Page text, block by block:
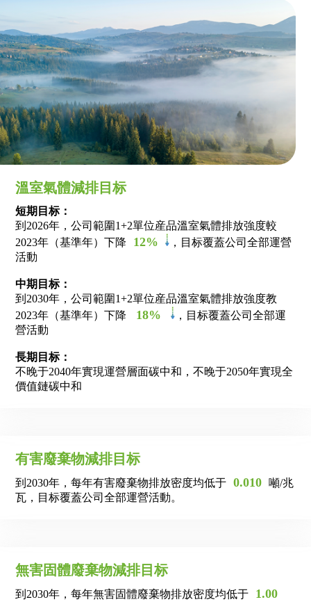
溫室氣體減排目标
短期目标：
到2026年，公司範圍1+2單位産品溫室氣體排放強度較
2023年（基準年）下降
12%
，目标覆蓋公司全部運營
活動
中期目标：
到2030年，公司範圍1+2單位産品溫室氣體排放強度教
2023年（基準年）下降
18%
，目标覆蓋公司全部運
營活動
長期目标：
不晚于2040年實現運營層面碳中和，不晚于2050年實現全
價值鏈碳中和
有害廢棄物減排目标
到2030年，每年有害廢棄物排放密度均低于 0.010
噸/兆
瓦，目标覆蓋公司全部運營活動。
無害固體廢棄物減排目标
到2030年，每年無害固體廢棄物排放密度均低于 1.00